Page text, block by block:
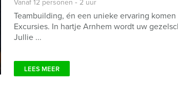
Vanaf 12 personen ‐ 2 uur
Teambuilding, én een unieke ervaring
Excursies. In hartje Arnhem wordt uw
Jullie ...
LEES MEER